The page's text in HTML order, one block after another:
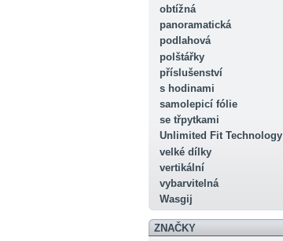
obtížná
panoramatická
podlahová
polštářky
příslušenství
s hodinami
samolepicí fólie
se třpytkami
Unlimited Fit Technology
velké dílky
vertikální
vybarvitelná
Wasgij
ZNAČKY